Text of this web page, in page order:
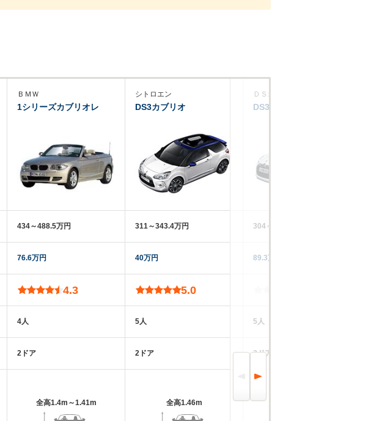
ＢＭＷ
1シリーズカブリオレ
434～488.5万円
76.6万円
4.3
4人
2ドア
全高1.4m～1.41m
シトロエン
DS3カブリオ
311～343.4万円
40万円
5.0
5人
2ドア
全高1.46m
ＤＳオートモビル
DS3カブリオ
304～343.4万円
89.3万円
5人
2ドア